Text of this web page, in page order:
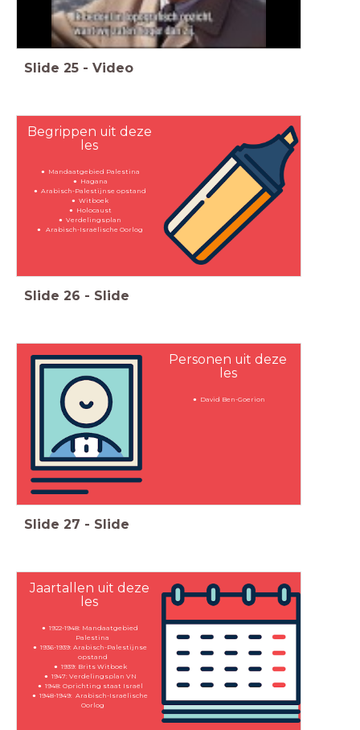
Slide 25 - Video
Begrippen uit deze
les
Mandaatgebied Palestina
Hagana
Arabisch-Palestijnse opstand
Witboek
Holocaust
Verdelingsplan
Arabisch-Israëlische Oorlog
Slide 26 - Slide
Personen uit deze
les
David Ben-Goerion
Slide 27 - Slide
Jaartallen uit deze
les
1922-1948: Mandaatgebied
Palestina
1936-1939: Arabisch-Palestijnse
opstand
1939: Brits Witboek
1947: Verdelingsplan VN
1948: Oprichting staat Israël
1948-1949: Arabisch-Israëlische
Oorlog